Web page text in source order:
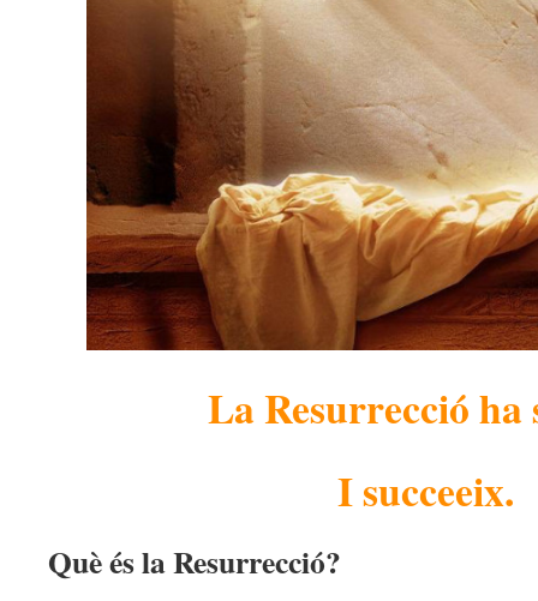
La Resurrecció ha
I succeeix.
Què és la Resurrecció?